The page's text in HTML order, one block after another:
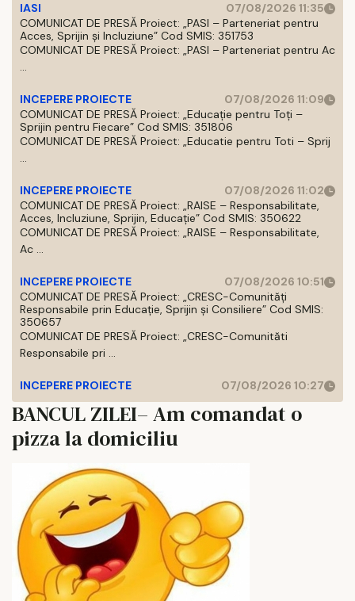
IASI
07/08/2026 11:35
COMUNICAT DE PRESĂ Proiect: „PASI – Parteneriat pentru
Acces, Sprijin și Incluziune” Cod SMIS: 351753
COMUNICAT DE PRESĂ Proiect: „PASI – Parteneriat pentru Ac
...
INCEPERE PROIECTE
07/08/2026 11:09
COMUNICAT DE PRESĂ Proiect: „Educație pentru Toți –
Sprijin pentru Fiecare” Cod SMIS: 351806
COMUNICAT DE PRESĂ Proiect: „Educatie pentru Toti – Sprij
...
INCEPERE PROIECTE
07/08/2026 11:02
COMUNICAT DE PRESĂ Proiect: „RAISE – Responsabilitate,
Acces, Incluziune, Sprijin, Educație” Cod SMIS: 350622
COMUNICAT DE PRESĂ Proiect: „RAISE – Responsabilitate,
Ac ...
INCEPERE PROIECTE
07/08/2026 10:51
COMUNICAT DE PRESĂ Proiect: „CRESC-Comunități
Responsabile prin Educație, Sprijin și Consiliere” Cod SMIS:
350657
COMUNICAT DE PRESĂ Proiect: „CRESC-Comunităti
Responsabile pri ...
INCEPERE PROIECTE 07/08/2026 10:27
BANCUL ZILEI– Am comandat o
pizza la domiciliu